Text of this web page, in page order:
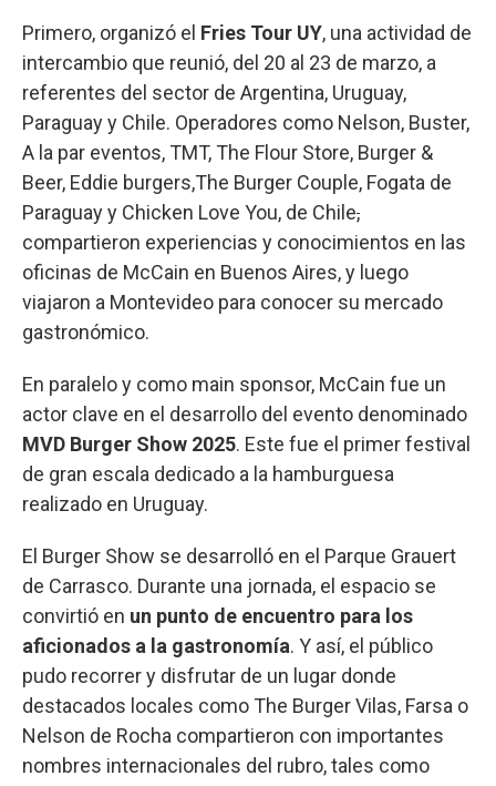
Primero, organizó el Fries Tour UY, una actividad de
intercambio que reunió, del 20 al 23 de marzo, a
referentes del sector de Argentina, Uruguay,
Paraguay y Chile. Operadores como Nelson, Buster,
A la par eventos, TMT, The Flour Store, Burger &
Beer, Eddie burgers,The Burger Couple, Fogata de
Paraguay y Chicken Love You, de Chile,
compartieron experiencias y conocimientos en las
oficinas de McCain en Buenos Aires, y luego
viajaron a Montevideo para conocer su mercado
gastronómico.
En paralelo y como main sponsor, McCain fue un
actor clave en el desarrollo del evento denominado
MVD Burger Show 2025. Este fue el primer festival
de gran escala dedicado a la hamburguesa
realizado en Uruguay.
El Burger Show se desarrolló en el Parque Grauert
de Carrasco. Durante una jornada, el espacio se
convirtió en un punto de encuentro para los
aficionados a la gastronomía. Y así, el público
pudo recorrer y disfrutar de un lugar donde
destacados locales como The Burger Vilas, Farsa o
Nelson de Rocha compartieron con importantes
nombres internacionales del rubro, tales como